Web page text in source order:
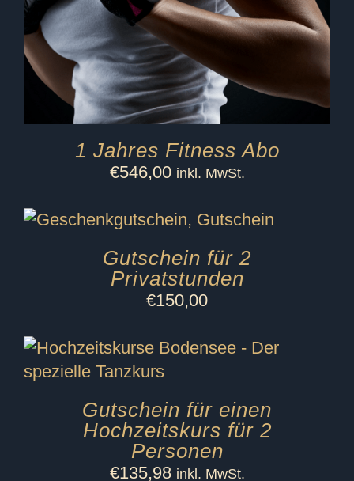
1 Jahres Fitness Abo
€546,00 inkl. MwSt.
Gutschein für 2
Privatstunden
€150,00
Gutschein für einen
Hochzeitskurs für 2
Personen
€135,98 inkl. MwSt.